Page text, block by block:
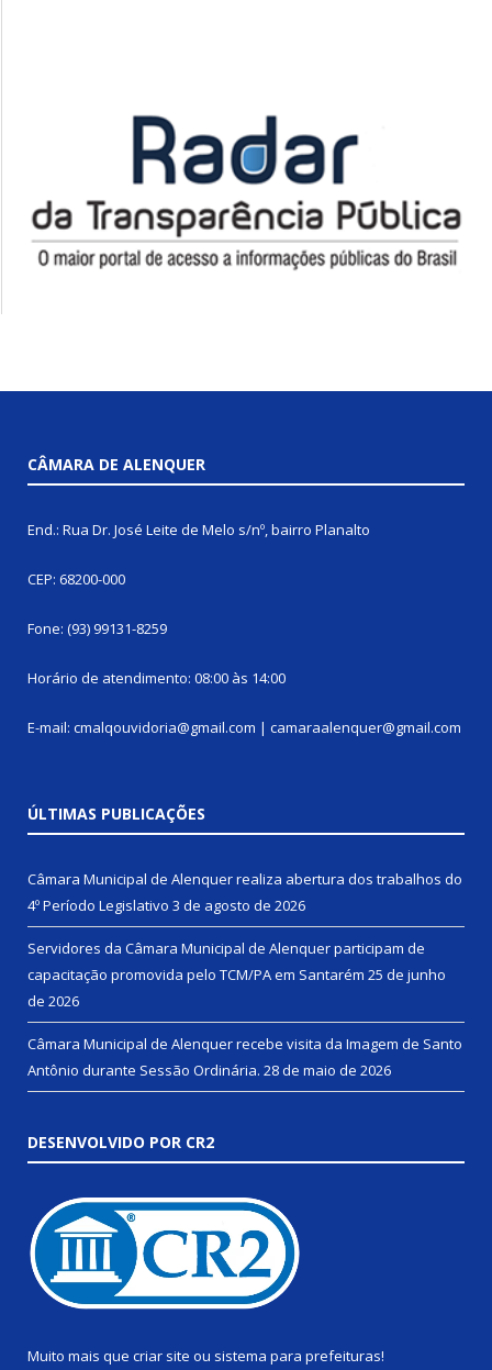
CÂMARA DE ALENQUER
End.: Rua Dr. José Leite de Melo s/nº, bairro Planalto
CEP: 68200-000
Fone: (93) 99131-8259
Horário de atendimento: 08:00 às 14:00
E-mail: cmalqouvidoria@gmail.com | camaraalenquer@gmail.com
ÚLTIMAS PUBLICAÇÕES
Câmara Municipal de Alenquer realiza abertura dos trabalhos do
4º Período Legislativo 3 de agosto de 2026
Servidores da Câmara Municipal de Alenquer participam de
capacitação promovida pelo TCM/PA em Santarém 25 de junho
de 2026
Câmara Municipal de Alenquer recebe visita da Imagem de Santo
Antônio durante Sessão Ordinária. 28 de maio de 2026
DESENVOLVIDO POR CR2
Muito mais que criar site ou sistema para prefeituras!